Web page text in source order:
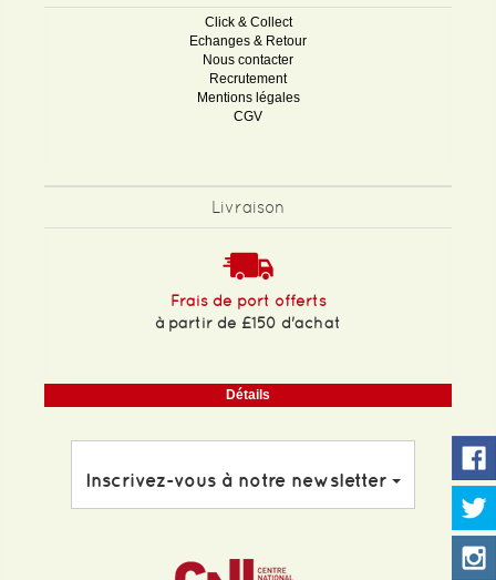
Click & Collect
Echanges & Retour
Nous contacter
Recrutement
Mentions légales
CGV
Livraison
Frais de port offerts
à partir de £150 d'achat
Détails
Inscrivez-vous à notre newsletter